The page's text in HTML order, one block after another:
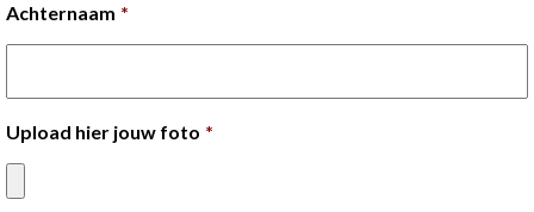
Achternaam *
Upload hier jouw foto *